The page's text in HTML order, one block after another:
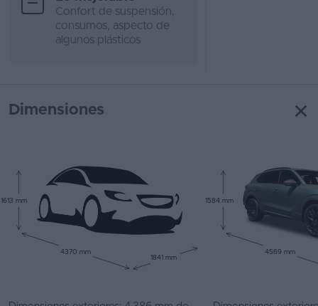
Confort de suspensión,
consumos, aspecto de
algunos plásticos
Dimensiones
1613 mm
4370 mm
1841 mm
1584 mm
4569 mm